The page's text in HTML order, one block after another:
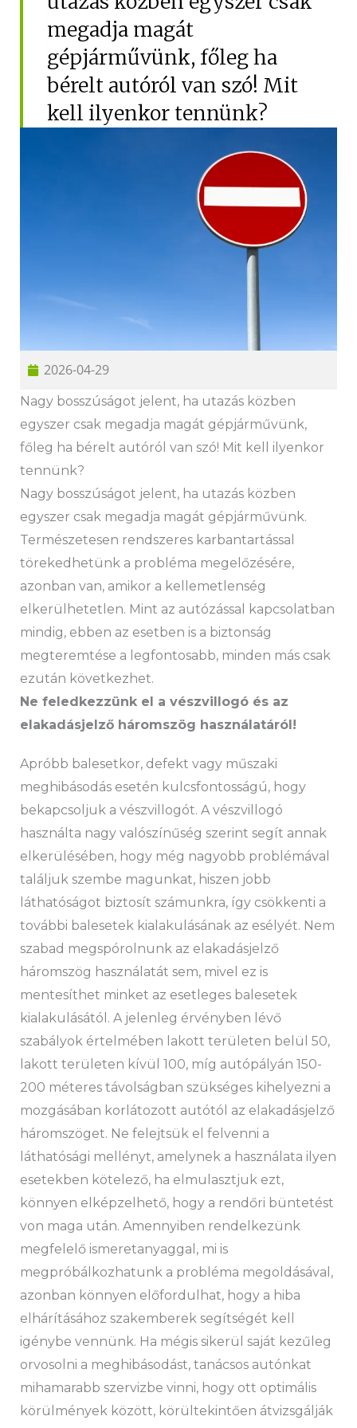
Hűtőautó bérlés
Feltételek
Szolgáltatások
Gy.i.k.
Kapcsolat
megadja magát
gépjárművünk, főleg ha
bérelt autóról van szó! Mit
kell ilyenkor tennünk?
2026-04-29
Nagy bosszúságot jelent, ha utazás közben
egyszer csak megadja magát gépjárművünk,
főleg ha bérelt autóról van szó! Mit kell ilyenkor
tennünk?
Nagy bosszúságot jelent, ha utazás közben
egyszer csak megadja magát gépjárművünk.
Természetesen rendszeres karbantartással
törekedhetünk a probléma megelőzésére,
azonban van, amikor a kellemetlenség
elkerülhetetlen. Mint az autózással kapcsolatban
mindig, ebben az esetben is a biztonság
megteremtése a legfontosabb, minden más csak
ezután következhet.
Ne feledkezzünk el a vészvillogó és az
elakadásjelző háromszög használatáról!
Apróbb balesetkor, defekt vagy műszaki
meghibásodás esetén kulcsfontosságú, hogy
bekapcsoljuk a vészvillogót. A vészvillogó
használta nagy valószínűség szerint segít annak
elkerülésében, hogy még nagyobb problémával
találjuk szembe magunkat, hiszen jobb
láthatóságot biztosít számunkra, így csökkenti a
további balesetek kialakulásának az esélyét. Nem
szabad megspórolnunk az elakadásjelző
háromszög használatát sem, mivel ez is
mentesíthet minket az esetleges balesetek
kialakulásától. A jelenleg érvényben lévő
szabályok értelmében lakott területen belül 50,
lakott területen kívül 100, míg autópályán 150-
200 méteres távolságban szükséges kihelyezni a
mozgásában korlátozott autótól az elakadásjelző
háromszöget. Ne felejtsük el felvenni a
láthatósági mellényt, amelynek a használata ilyen
esetekben kötelező, ha elmulasztjuk ezt,
könnyen elképzelhető, hogy a rendőri büntetést
von maga után. Amennyiben rendelkezünk
megfelelő ismeretanyaggal, mi is
megpróbálkozhatunk a probléma megoldásával,
azonban könnyen előfordulhat, hogy a hiba
elhárításához szakemberek segítségét kell
igénybe vennünk. Ha mégis sikerül saját kezűleg
orvosolni a meghibásodást, tanácsos autónkat
mihamarabb szervizbe vinni, hogy ott optimális
körülmények között, körültekintően átvizsgálják